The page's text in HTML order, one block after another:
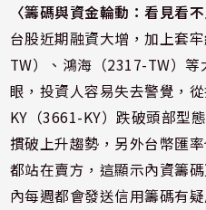
〈籌碼與資金輪動：看見看
台股近期融資大增，加上套
TW）、鴻海（2317-TW）
眼，投資人容易失去警覺，
KY（3661-KY）跌破頭部型
摜破上升趨勢，另外台幣匯
都站在賣方，這顯示內資籌
內每週都會發送信用籌碼有